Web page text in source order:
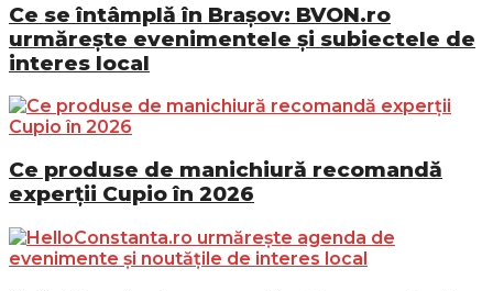
Ce se întâmplă în Brașov: BVON.ro
urmărește evenimentele și subiectele de
interes local
Ce produse de manichiură recomandă
experții Cupio în 2026